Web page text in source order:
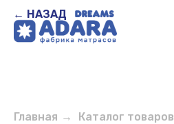
← НАЗАД
Главная → Каталог товаров